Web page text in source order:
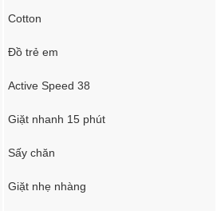
Cotton
Đồ trẻ em
Active Speed 38
Giặt nhanh 15 phút
Sấy chăn
Giặt nhẹ nhàng